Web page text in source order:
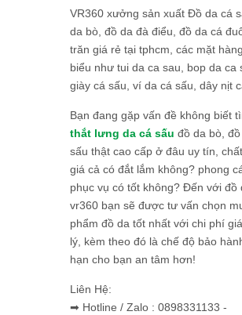
VR360 xưởng sản xuất Đồ da cá
da bò, đồ da đà điểu, đồ da cá
trăn giá rẻ tại tphcm, các mặt
biểu như tui da ca sau, bop da ca
giày cá sấu, ví da cá sấu, dây nịt
Bạn đang gặp vấn đề không biết
thắt lưng da cá sấu đồ da bò,
sấu thật cao cấp ở đâu uy tín,
giá cả có đắt lắm không? phong
phục vụ có tốt không? Đến với đồ
vr360 bạn sẽ được tư vấn chọn
phẩm đồ da tốt nhất với chi phí
lý, kèm theo đó là chế độ bảo
hạn cho bạn an tâm hơn!
Liên Hệ:
➡ Hotline / Zalo : 0898331133 -